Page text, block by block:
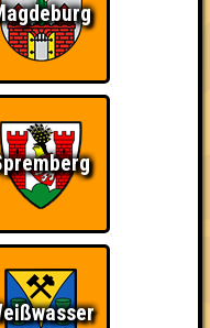
Teil der Oberschicht
Nerven aus Stahl